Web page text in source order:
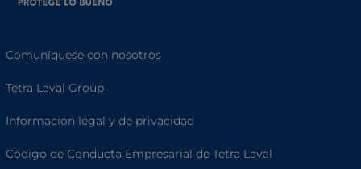
Comuníquese con nosotros
Tetra Laval Group
Información legal y de privacidad
Código de Conducta Empresarial de Tetra Laval